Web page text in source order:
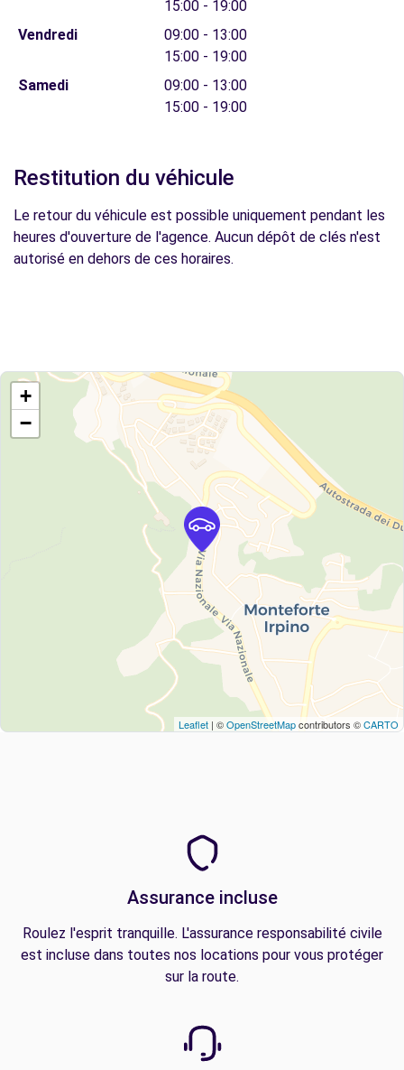
15:00 - 19:00
Vendredi
09:00 - 13:00
15:00 - 19:00
Samedi
09:00 - 13:00
15:00 - 19:00
Restitution du véhicule
Le retour du véhicule est possible uniquement pendant les
heures d'ouverture de l'agence. Aucun dépôt de clés n'est
autorisé en dehors de ces horaires.
+
−
Leaflet | ©OpenStreetMapcontributors ©CARTO
Assurance incluse
Roulez l'esprit tranquille. L'assurance responsabilité civile
est incluse dans toutes nos locations pour vous protéger
sur la route.